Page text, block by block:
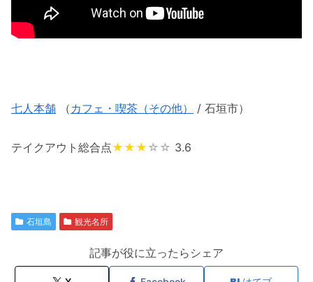
七人本舗 （ カフェ・喫茶（その他） / 石垣市）
テイクアウト総合点★★★ ☆☆ 3.6
石垣島 観光名所
記事が役に立ったらシェア